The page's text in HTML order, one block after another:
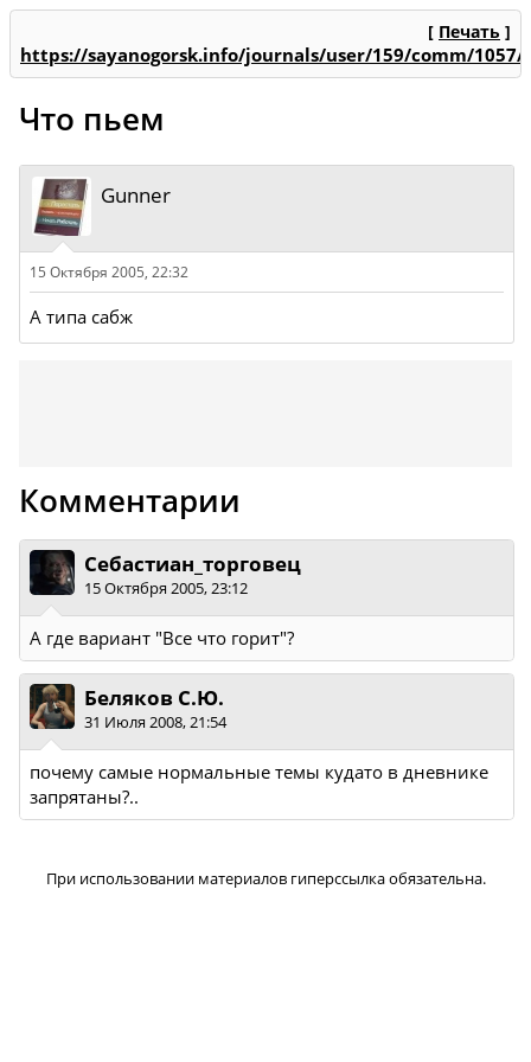
[ Печать ]
https://sayanogorsk.info/journals/user/159/comm/1057/
Что пьем
Gunner
15 Октября 2005, 22:32
А типа сабж
Комментарии
Себастиан_торговец
15 Октября 2005, 23:12
А где вариант "Все что горит"?
Беляков С.Ю.
31 Июля 2008, 21:54
почему самые нормальные темы кудато в дневнике
запрятаны?..
При использовании материалов гиперссылка обязательна.